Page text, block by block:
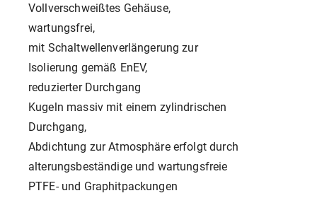
Vollverschweißtes Gehäuse,
wartungsfrei,
mit Schaltwellenverlängerung zur
Isolierung gemäß EnEV,
reduzierter Durchgang
Kugeln massiv mit einem zylindrischen
Durchgang,
Abdichtung zur Atmosphäre erfolgt durch
alterungsbeständige und wartungsfreie
PTFE- und Graphitpackungen